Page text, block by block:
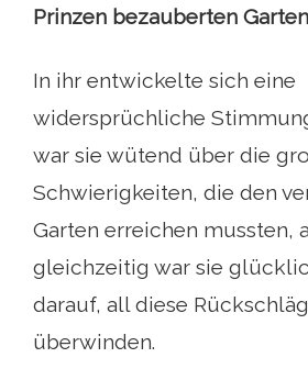
Prinzen bezauberten
In ihr entwickelte sich eine
widersprüchliche
war sie wütend über die
Schwierigkeiten, die den
Garten erreichen mussten,
gleichzeitig war sie
darauf, all diese
überwinden.